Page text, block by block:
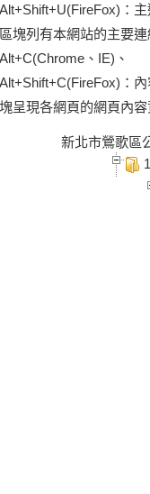
Alt+Shift+U(FireFox)：
區塊列有本網站的主要連
Alt+C(Chrome、IE)、
Alt+Shift+C(FireFox)：
塊呈現各網頁的網頁內容
新北市鶯歌區